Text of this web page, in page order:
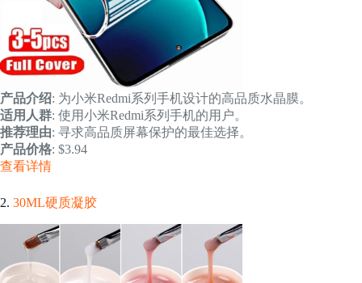
产品介绍: 为小米Redmi系列手机设计的高品质水晶膜。
适用人群: 使用小米Redmi系列手机的用户。
推荐理由: 寻求高品质屏幕保护的最佳选择。
产品价格: $3.94
查看详情
2. 30ML硬质凝胶